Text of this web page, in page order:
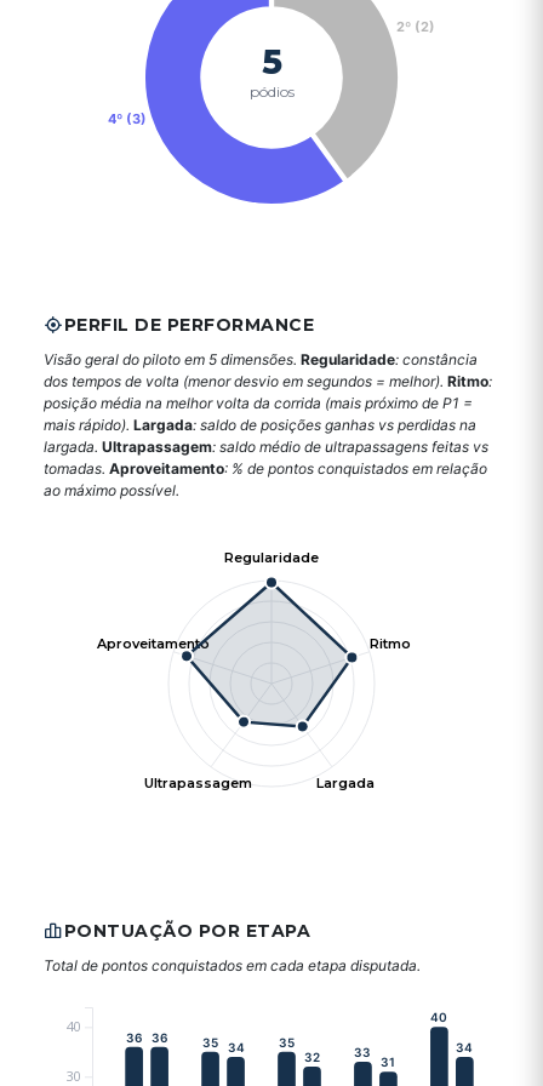
2º (2)
4º (3)
5
pódios
PERFIL DE PERFORMANCE
Visão geral do piloto em 5 dimensões. Regularidade: constância
dos tempos de volta (menor desvio em segundos = melhor). Ritmo:
posição média na melhor volta da corrida (mais próximo de P1 =
mais rápido). Largada: saldo de posições ganhas vs perdidas na
largada. Ultrapassagem: saldo médio de ultrapassagens feitas vs
tomadas. Aproveitamento: % de pontos conquistados em relação
ao máximo possível.
Regularidade
Ritmo
Largada
Ultrapassagem
Aproveitamento
PONTUAÇÃO POR ETAPA
Total de pontos conquistados em cada etapa disputada.
30
40
36 36 35 34
35
32
33
31
40
34